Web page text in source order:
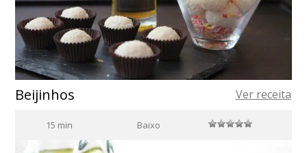
Beijinhos Ver receita
15 min Baixo